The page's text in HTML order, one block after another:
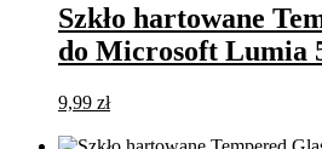
Szkło hartowane
do Microsoft Lumia
9,99 zł